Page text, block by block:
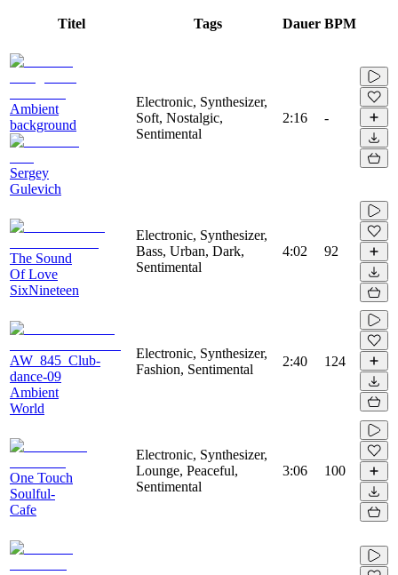
Titel Tags Dauer BPM
Ambient
background
Sergey
Gulevich
Electronic, Synthesizer,
Soft, Nostalgic,
Sentimental
2:16 -
The Sound
Of Love
SixNineteen
Electronic, Synthesizer,
Bass, Urban, Dark,
Sentimental
4:02 92
AW_845_Club-
dance-09
Ambient
World
Electronic, Synthesizer,
Fashion, Sentimental
2:40 124
One Touch
Soulful-
Cafe
Electronic, Synthesizer,
Lounge, Peaceful,
Sentimental
3:06 100